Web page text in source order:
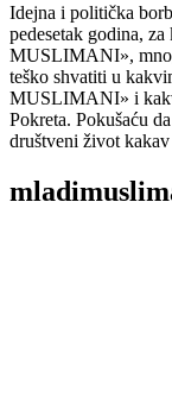
Idejna i politička
pedesetak godina,
MUSLIMANI»,
teško shvatiti u
MUSLIMANI» i
Pokreta. Pokušaću
društveni život